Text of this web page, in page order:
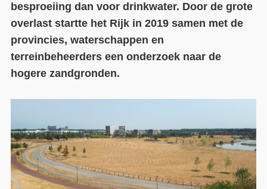
besproeiing dan voor drinkwater. Door de grote
overlast startte het Rijk in 2019 samen met de
provincies, waterschappen en
terreinbeheerders een onderzoek naar de
hogere zandgronden.
LIFE-IP Klimaatadaptatie
Weerbaar Dommelland